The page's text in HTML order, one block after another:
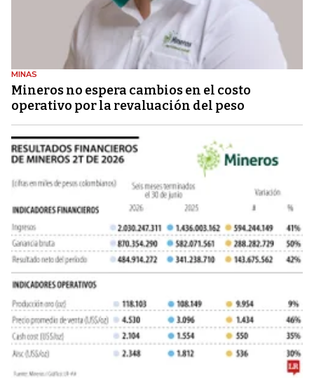
MINAS
Mineros no espera cambios en el costo
operativo por la revaluación del peso